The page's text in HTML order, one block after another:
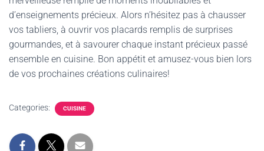
d’enseignements précieux. Alors n’hésitez pas à chausser
vos tabliers, à ouvrir vos placards remplis de surprises
gourmandes, et à savourer chaque instant précieux passé
ensemble en cuisine. Bon appétit et amusez-vous bien lors
de vos prochaines créations culinaires!
Categories: CUISINE